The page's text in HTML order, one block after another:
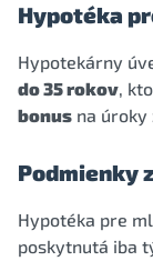
Hypotéka
Hypotekárny
do 35 rokov,
bonus na úroky
Podmienky
Hypotéka pre
poskytnutá iba